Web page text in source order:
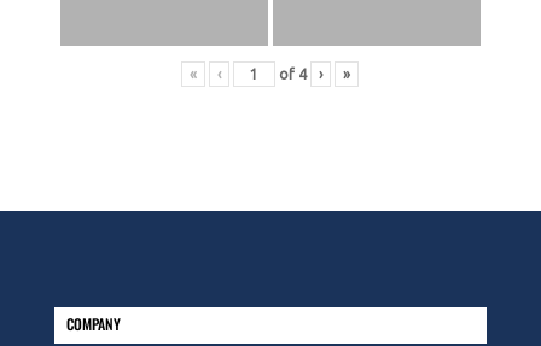
« ‹ of 4 › »
COMPANY